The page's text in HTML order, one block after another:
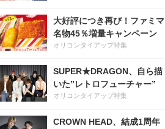
大好評につき再び！ファミマ
名物45％増量キャンペーン
オリコンタイアップ特集
SUPER★DRAGON、自ら描
いた”レトロフューチャー”
オリコンタイアップ特集
CROWN HEAD、結成1周年